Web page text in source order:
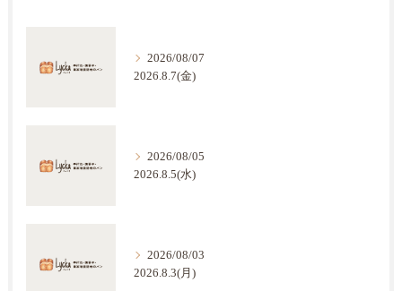
2026/08/07
2026.8.7(金)
2026/08/05
2026.8.5(水)
2026/08/03
2026.8.3(月)